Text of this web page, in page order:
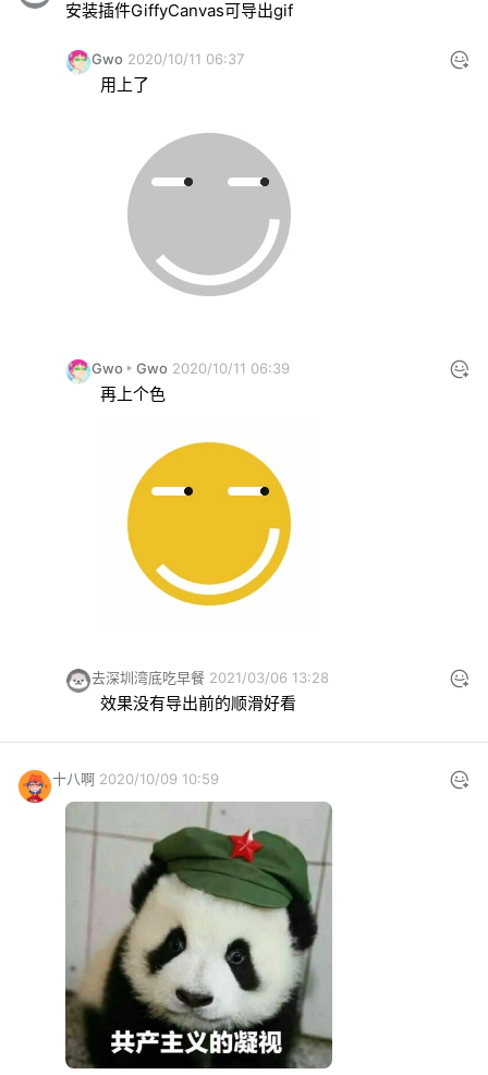
安装插件GiffyCanvas可导出gif
Gwo 2020/10/11 06:37
用上了
Gwo Gwo 2020/10/11 06:39
再上个色
去深圳湾底吃早餐 2021/03/06 13:28
效果没有导出前的顺滑好看
十八啊 2020/10/09 10:59